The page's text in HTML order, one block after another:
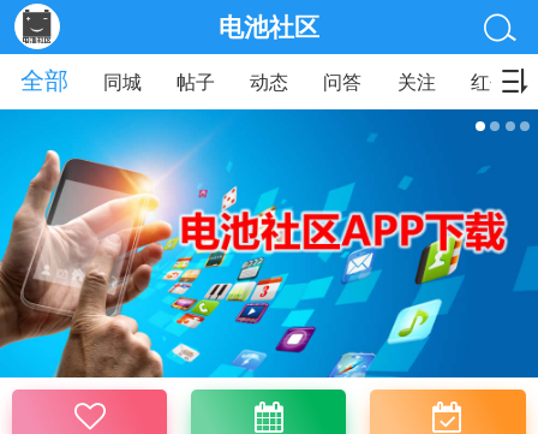
电池社区
全部
同城 帖子 动态 问答 关注 红包